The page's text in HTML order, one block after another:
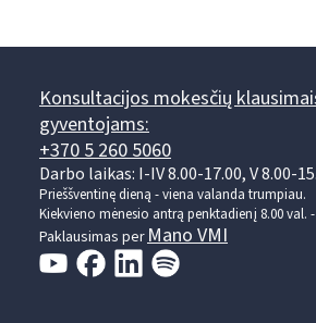
Konsultacijos mokesčių
gyventojams:
+370 5 260 5060
Darbo laikas: I-IV 8.00-17.00, V 8.00-
Prieššventinę dieną - viena valanda trumpiau.
Kiekvieno mėnesio antrą penktadienį 8.00 val. -
Paklausimas perMano VMI